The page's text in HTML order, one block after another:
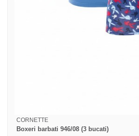
CORNETTE
Boxeri barbati 946/08 (3 bucati)